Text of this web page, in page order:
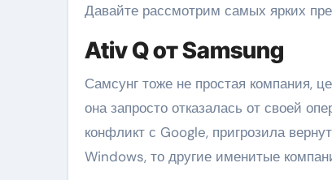
Давайте рассмотрим самых ярких
Ativ Q от Samsung
Самсунг тоже не простая компания,
она запросто отказалась от своей
конфликт с Google, пригрозила
Windows, то другие именитые